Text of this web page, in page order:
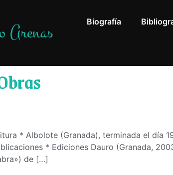
Biografía
* Albolote (Granada), terminada el
* Ediciones Dauro (Granada,
de […]